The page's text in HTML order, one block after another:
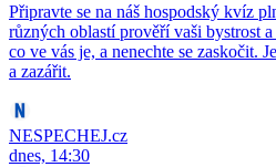
Připravte se na náš hospodský kvíz
různých oblastí prověří vaši bystrost
co ve vás je, a nenechte se zaskočit.
a zazářit.
NESPECHEJ.cz
dnes, 14:30